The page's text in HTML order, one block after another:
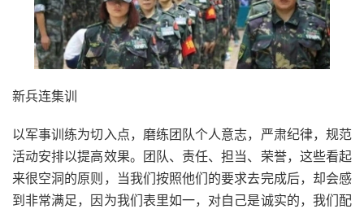
新兵连集训
以军事训练为切入点，磨练团队个人意志，严肃纪律，规范
活动安排以提高效果。团队、责任、担当、荣誉，这些看起
来很空洞的原则，当我们按照他们的要求去完成后，却会感
到非常满足，因为我们表里如一，对自己是诚实的，我们配